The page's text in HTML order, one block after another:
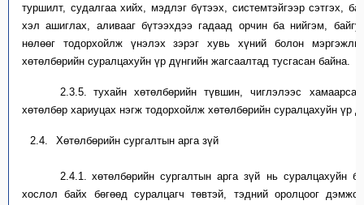
туршилт, судалгаа хийх, мэдлэг бүтээх, системтэйгээр сэтгэх,
хэл ашиглах , аливааг бүтээхдээ гадаад орчин ба нийгэм,
нөлөөг тодорхойлжүнэлэх зэрэг хувь хүний болон
хөтөлбөрийн суралцахуйн үр дүнгийн жагсаалтад тусгасан байна.
2.3.5. тухайн хөтөлбөрийн түвшин, чиглэлээс хамаарсан
хөтөлбөр хариуцах нэгж тодорхойлж хөтөлбөрийн суралцахуйн үр
2.4. Хөтөлбөрийн сургалтын арга зүй
2.4.1. хөтөлбөрийн сургалтынарга зүй нь суралцахуйн
хослол байх бөгөөд суралцагч төвтэй, тэдний оролцоог